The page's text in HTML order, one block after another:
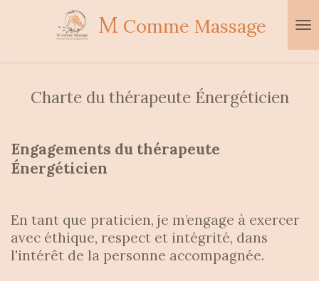
M Comme Massage
Charte du thérapeute Énergéticien
Engagements du thérapeute
Énergéticien
En tant que praticien, je m’engage à exercer
avec éthique, respect et intégrité, dans
l'intérêt de la personne accompagnée.